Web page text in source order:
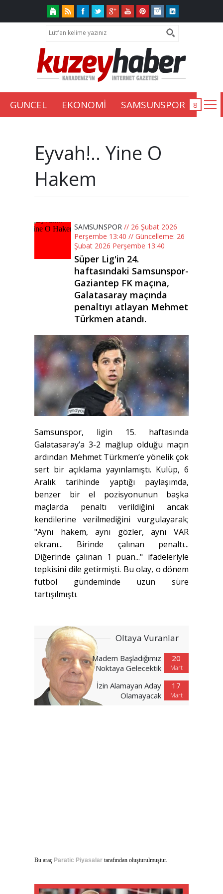
GÜNCEL EKONOMİ SAMSUNSPOR
Eyvah!.. Yine O
Hakem
SAMSUNSPOR // 26 Şubat 2026
Perşembe 13:40 // Güncelleme: 26
Şubat 2026 Perşembe 13:40
Süper Lig'in 24.
haftasındaki Samsunspor-
Gaziantep FK maçına,
Galatasaray maçında
penaltıyı atlayan Mehmet
Türkmen atandı.
Samsunspor, ligin 15. haftasında
Galatasaray’a 3-2 mağlup olduğu maçın
ardından Mehmet Türkmen’e yönelik çok
sert bir açıklama yayınlamıştı. Kulüp, 6
Aralık tarihinde yaptığı paylaşımda,
benzer bir el pozisyonunun başka
maçlarda penaltı verildiğini ancak
kendilerine verilmediğini vurgulayarak;
"Aynı hakem, aynı gözler, aynı VAR
ekranı... Birinde çalınan penaltı...
Diğerinde çalınan 1 puan..." ifadeleriyle
tepkisini dile getirmişti. Bu olay, o dönem
futbol gündeminde uzun süre
tartışılmıştı.
Oltaya Vuranlar
20
Mart
Madem Başladığımız
Noktaya Gelecektik
17
Mart
İzin Alamayan Aday
Olamayacak
Bu araç Paratic Piyasalar tarafından oluşturulmuştur.